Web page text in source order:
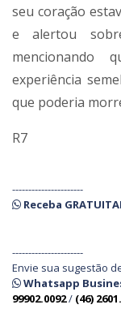
seu coração
e alertou
mencionando
experiência
que poderia
R7
----------------------
Receba
----------------------
Envie sua sugestão
Whatsapp
99902.0092/ (46)